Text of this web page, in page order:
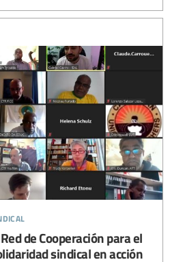
de Cooperación para el
sindical en acción